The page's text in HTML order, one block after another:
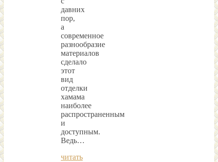
давних
пор,
а
современное
разнообразие
материалов
сделало
этот
вид
отделки
хамама
наиболее
распространенным
и
доступным.
Ведь…
читать